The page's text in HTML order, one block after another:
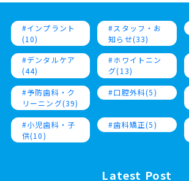
インプラント
(10)
スタッフ・お
知らせ(33)
デンタルケア
(44)
ホワイトニン
グ(13)
予防歯科・ク
リーニング(39)
口腔外科(5)
小児歯科・子
供(10)
歯科矯正(5)
Latest Post